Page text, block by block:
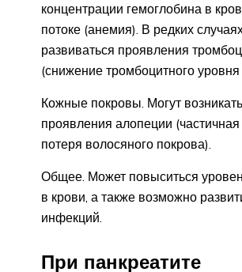
концентрации гемоглобина в
потоке (анемия). В редких
развиваться проявления
(снижение тромбоцитного уровня
Кожные покровы. Могут возникать
проявления алопеции
потеря волосяного покрова).
Общее. Может повыситься
в крови, а также возможно
инфекций.
При панкреатите